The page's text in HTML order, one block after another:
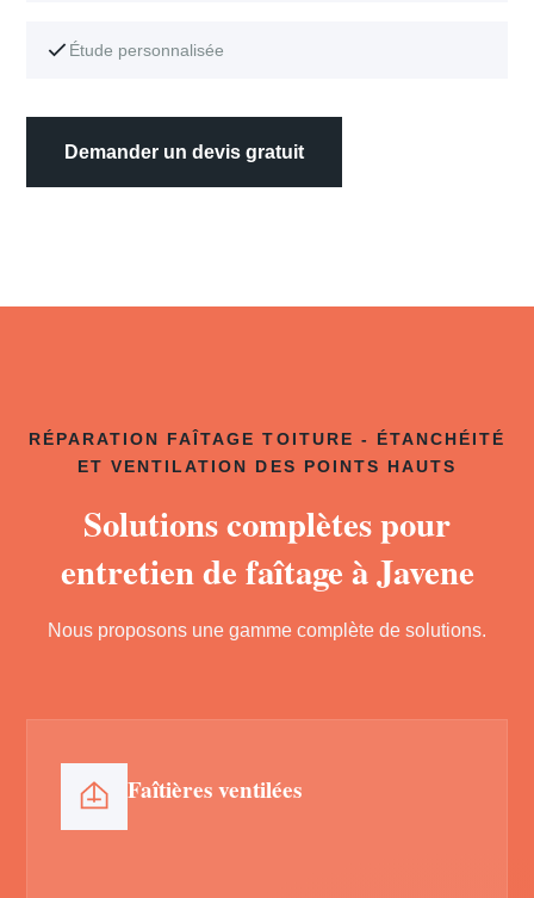
Étude personnalisée
Demander un devis gratuit
RÉPARATION FAÎTAGE TOITURE - ÉTANCHÉITÉ
ET VENTILATION DES POINTS HAUTS
Solutions complètes pour
entretien de faîtage à Javene
Nous proposons une gamme complète de solutions.
Faîtières ventilées